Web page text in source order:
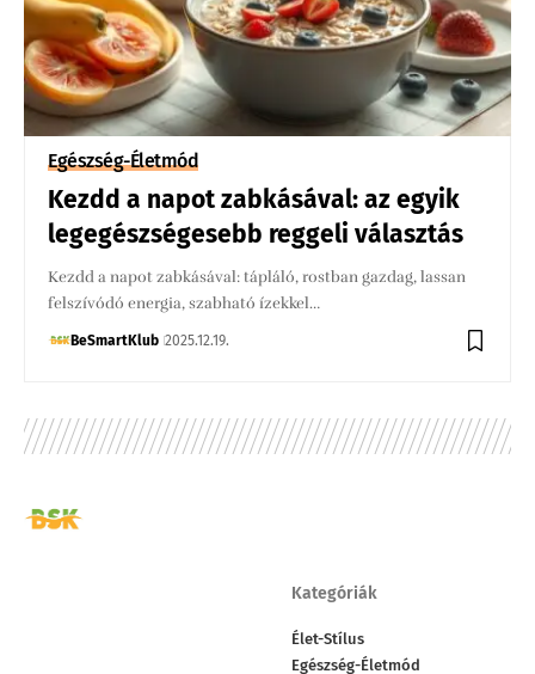
Egészség-Életmód
Kezdd a napot zabkásával: az egyik
legegészségesebb reggeli választás
Kezdd a napot zabkásával: tápláló, rostban gazdag, lassan
felszívódó energia, szabható ízekkel…
BeSmartKlub 2025.12.19.
Kategóriák
Élet-Stílus
Egészség-Életmód